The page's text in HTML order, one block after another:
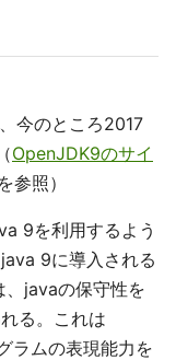
今のところ2017
OpenJDK9のサイ
を参照）
9を利用するよう
9に導入される
、javaの保守性を
る。これは
ラムの表現能力を